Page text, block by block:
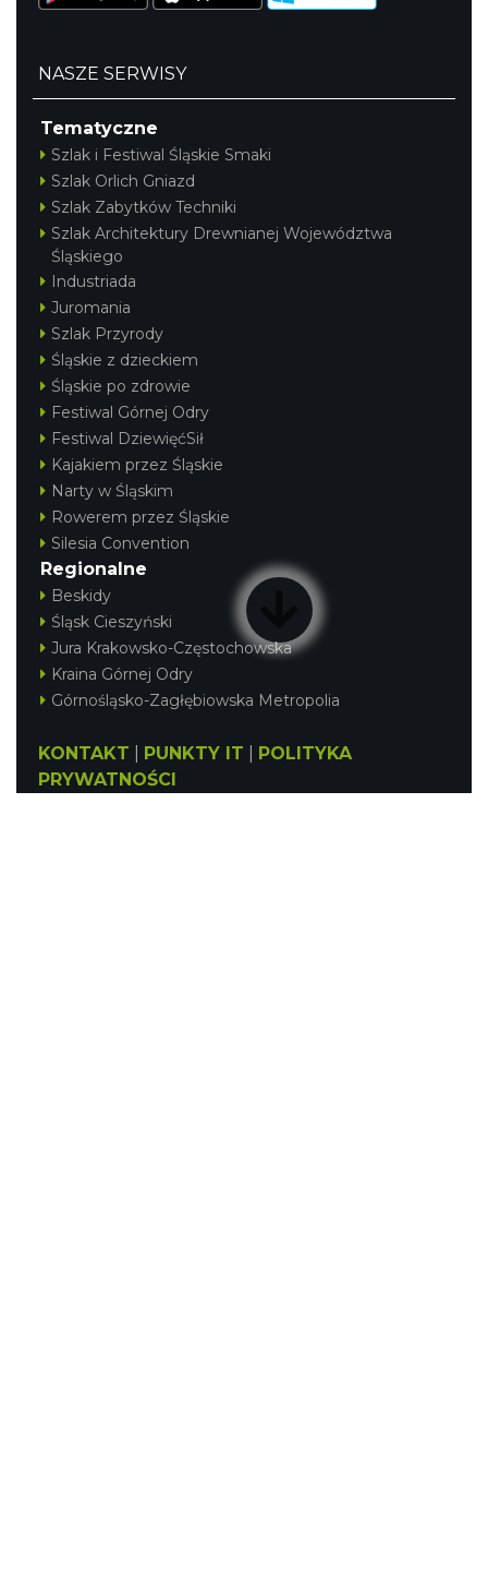
NASZE SERWISY
Tematyczne
Szlak i Festiwal Śląskie Smaki
Szlak Orlich Gniazd
Szlak Zabytków Techniki
Szlak Architektury Drewnianej Województwa
Śląskiego
Industriada
Juromania
Szlak Przyrody
Śląskie z dzieckiem
Śląskie po zdrowie
Festiwal Górnej Odry
Festiwal DziewięćSił
Kajakiem przez Śląskie
Narty w Śląskim
Rowerem przez Śląskie
Silesia Convention
Regionalne
Beskidy
Śląsk Cieszyński
Jura Krakowsko-Częstochowska
Kraina Górnej Odry
Górnośląsko-Zagłębiowska Metropolia
KONTAKT PUNKTY IT
POLITYKA
PRYWATNOŚCI